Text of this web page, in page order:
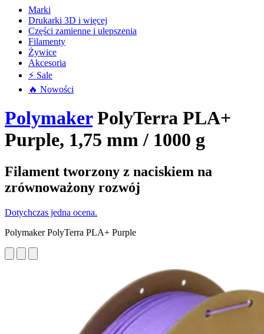
Marki
Drukarki 3D i więcej
Części zamienne i ulepszenia
Filamenty
Żywice
Akcesoria
⚡ Sale
🔥 Nowości
PolymakerPolyTerra PLA+
Purple, 1,75 mm / 1000 g
Filament tworzony z naciskiem na
zrównoważony rozwój
Dotychczas jedna ocena.
Polymaker PolyTerra PLA+ Purple